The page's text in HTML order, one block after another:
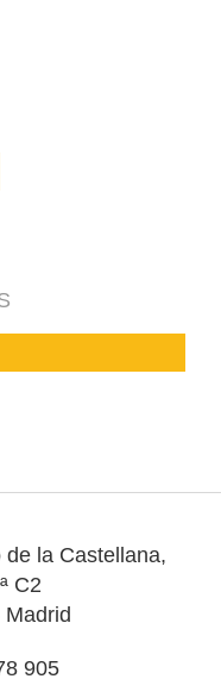
de la Castellana,
C2
Madrid
905